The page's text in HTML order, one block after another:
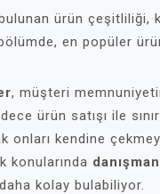
ürün çeşitliliği,
en popüler
, müşteri
ürün satışı ile
onları kendine
konularında
kolay bulabiliyor.